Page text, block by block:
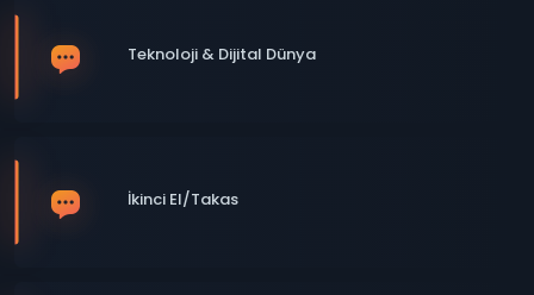
Teknoloji & Dijital Dünya
İkinci El/Takas